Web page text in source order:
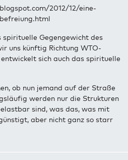
2012/12/eine-
Gegengewicht des
uns künftig Richtung WTO-
sich auch das spirituelle
ob nun jemand auf der Straße
werden nur die Strukturen
sind, was das, was mit
aber nicht ganz so starr